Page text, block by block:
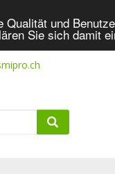
und
Sie sich damit